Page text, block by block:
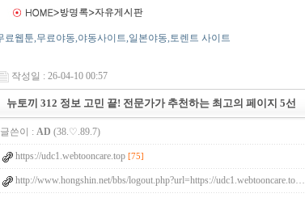
작성일 : 26-04-10 00:57
뉴토끼 312 정보 고민 끝! 전문가가 추천하는 최고의 페이지 5선
글쓴이 : AD (38.♡.89.7)
https://udc1.webtooncare.top [75]
http://www.hongshin.net/bbs/logout.php?url=https://udc1.webtooncare.to…